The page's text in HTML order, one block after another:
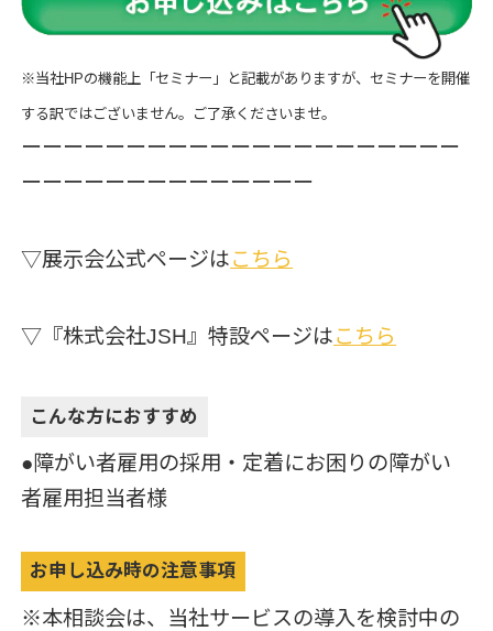
※当社HPの機能上「セミナー」と記載がありますが、セミナーを開催
する訳ではございません。ご了承くださいませ。
ーーーーーーーーーーーーーーーーーーーーー
ーーーーーーーーーーーーーー
▽展示会公式ページはこちら
▽『株式会社JSH』特設ページはこちら
こんな方におすすめ
●障がい者雇用の採用・定着にお困りの障がい
者雇用担当者様
お申し込み時の注意事項
※本相談会は、当社サービスの導入を検討中の